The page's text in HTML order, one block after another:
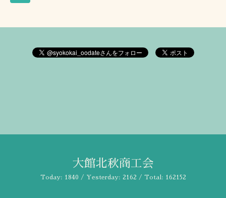
大館北秋商工会
Today: 1840 / Yesterday: 2162 / Total: 162152